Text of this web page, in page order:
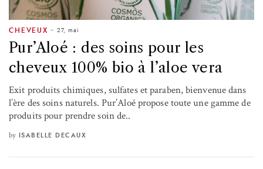
CHEVEUX 27, mai
Pur’Aloé : des soins pour les
cheveux 100% bio à l’aloe vera
Exit produits chimiques, sulfates et paraben, bienvenue dans
l’ère des soins naturels. Pur’Aloé propose toute une gamme de
produits pour prendre soin de..
by ISABELLE DECAUX